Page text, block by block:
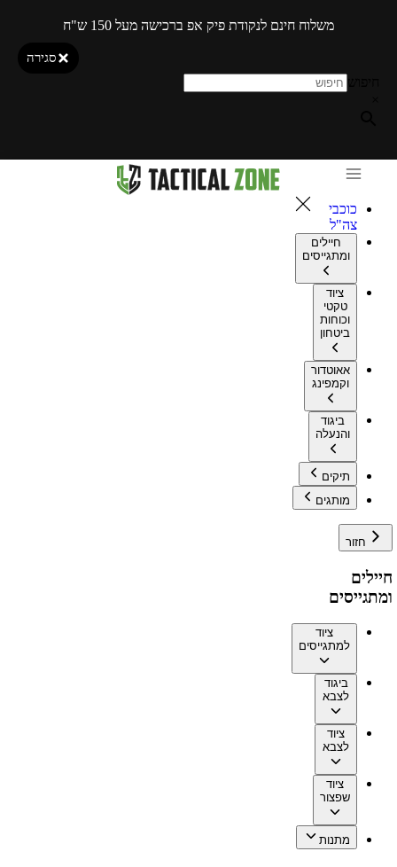
משלוח חינם לנקודת פיק אפ ברכישה מעל 150 ש"ח
סגירה
כוכבי
צה"ל
חיילים
ומתגייסים
ציוד
טקטי
וכוחות
ביטחון
אאוטדור
וקמפינג
ביגוד
והנעלה
תיקים
מותגים
חזור
חיילים
ומתגייסים
ציוד
למתגייסים
ביגוד
לצבא
ציוד
לצבא
ציוד
שפצור
מתנות